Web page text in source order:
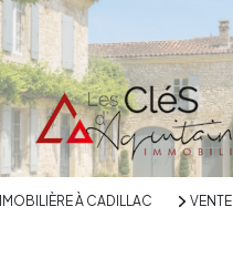
À CADILLAC VENTE